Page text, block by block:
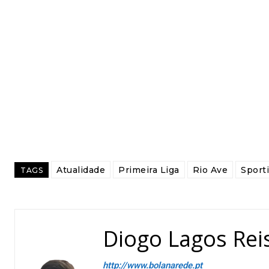
TAGS Atualidade Primeira Liga Rio Ave
Diogo Lagos
http://www.bolanarede.pt